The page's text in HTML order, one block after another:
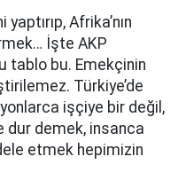
Afrika’nın
İşte AKP
tablo bu. Emekçinin
Türkiye’de
işçiye bir değil,
dur demek, insanca
etmek hepimizin